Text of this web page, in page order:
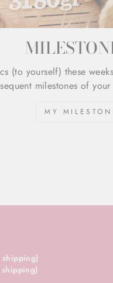
(to yourself) these
milestones of
MY